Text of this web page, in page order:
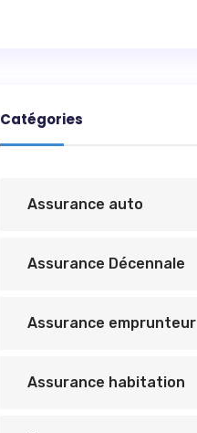
Catégories
Assurance auto
Assurance Décennale
Assurance emprunteur
Assurance habitation